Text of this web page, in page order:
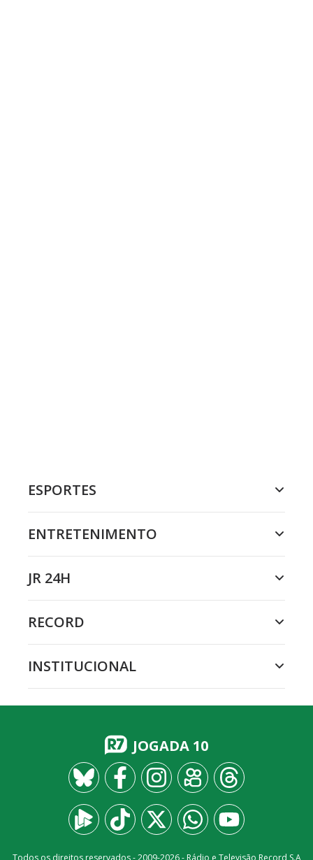
ESPORTES
ENTRETENIMENTO
JR 24H
RECORD
INSTITUCIONAL
JOGADA 10